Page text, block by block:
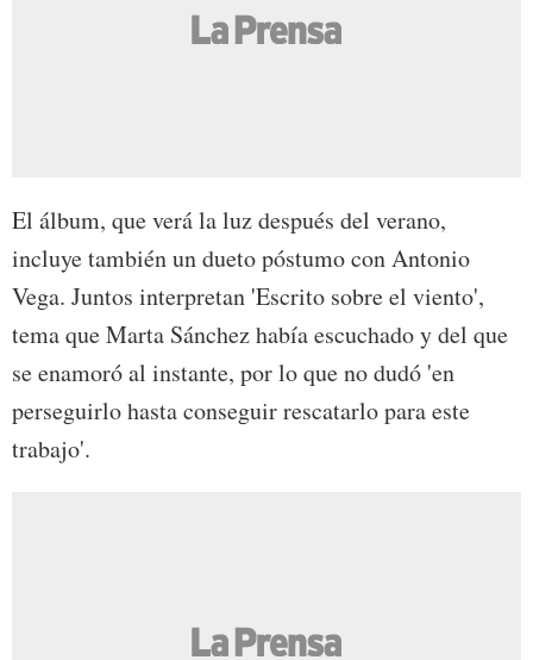
El álbum, que verá la luz después del verano,
incluye también un dueto póstumo con Antonio
Vega. Juntos interpretan 'Escrito sobre el viento',
tema que Marta Sánchez había escuchado y del que
se enamoró al instante, por lo que no dudó 'en
perseguirlo hasta conseguir rescatarlo para este
trabajo'.